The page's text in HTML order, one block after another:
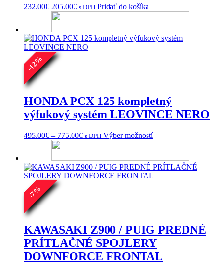
232.00€ Pôvodná
cena
232.00€.
205.00€Aktuálna
205.00€.
s DPH Pridať do košíka
-
12
%
HONDA PCX 125 kompletný
výfukový systém LEOVINCE NERO
495.00€ – 775.00€Price
through
775.00€
s DPH Výber možnostíTento
viacero
variantov.
Možnosti
produktu.
-
7
%
KAWASAKI Z900 / PUIG PREDNÉ
PRÍTLAČNÉ SPOJLERY
DOWNFORCE FRONTAL